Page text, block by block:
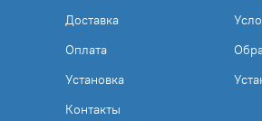
Доставка
Оплата
Установка
Контакты